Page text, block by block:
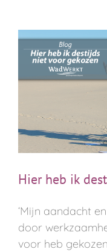
Hier heb ik
‘Mijn aandacht
door
voor heb